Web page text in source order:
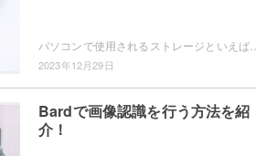
2023年12月29日
Bardで画像認識を行う方法を紹
介！